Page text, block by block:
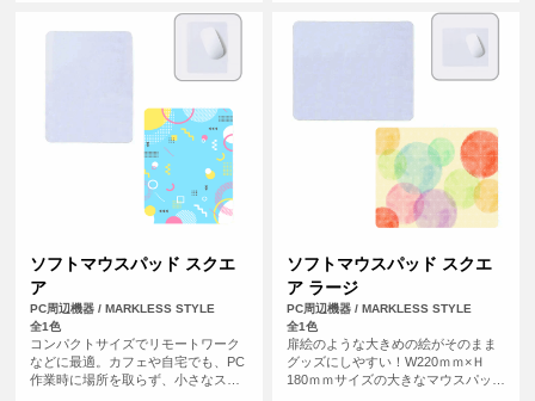
ソフトマウスパッド スクエ
ア
PC周辺機器 / MARKLESS STYLE
全1色
コンパクトサイズでリモートワーク
などに最適。カフェや自宅でも、PC
作業時に場所を取らず、小さなスペ
ソフトマウスパッド スクエ
ア ラージ
PC周辺機器 / MARKLESS STYLE
全1色
扉絵のような大きめの絵がそのまま
グッズにしやすい！W220ｍｍ×Ｈ
180ｍｍサイズの大きなマウスパッド